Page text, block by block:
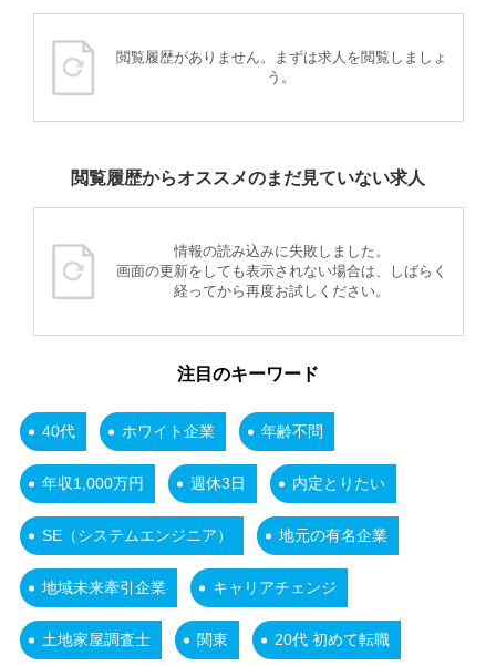
閲覧履歴がありません。まずは求人を閲覧しましょ
う。
閲覧履歴からオススメのまだ見ていない求人
情報の読み込みに失敗しました。
画面の更新をしても表示されない場合は、しばらく
経ってから再度お試しください。
注目のキーワード
40代 ホワイト企業 年齢不問
年収1,000万円 週休3日 内定とりたい
SE（システムエンジニア） 地元の有名企業
地域未来牽引企業 キャリアチェンジ
土地家屋調査士 関東 20代 初めて転職